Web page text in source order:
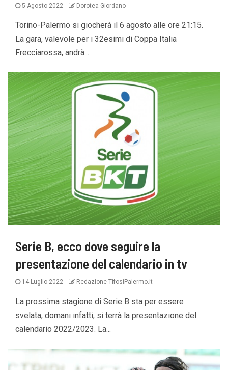
5 Agosto 2022 Dorotea Giordano
Torino-Palermo si giocherà il 6 agosto alle ore 21:15.
La gara, valevole per i 32esimi di Coppa Italia
Frecciarossa, andrà...
Serie B, ecco dove seguire la
presentazione del calendario in tv
14 Luglio 2022 Redazione TifosiPalermo.it
La prossima stagione di Serie B sta per essere
svelata, domani infatti, si terrà la presentazione del
calendario 2022/2023. La...